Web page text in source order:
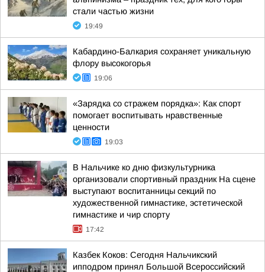
стали частью жизни
19:49
Кабардино-Балкария сохраняет уникальную
флору высокогорья
19:06
«Зарядка со стражем порядка»: Как спорт
помогает воспитывать нравственные
ценности
19:03
В Нальчике ко дню физкультурника
организовали спортивный праздник На сцене
выступают воспитанницы секций по
художественной гимнастике, эстетической
гимнастике и чир спорту
17:42
Казбек Коков: Сегодня Нальчикский
ипподром принял Большой Всероссийский